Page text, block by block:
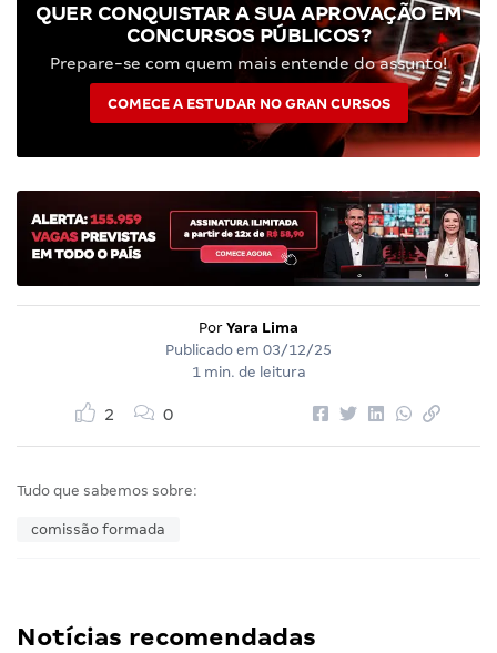
QUER CONQUISTAR A SUA APROVAÇÃO EM
CONCURSOS PÚBLICOS?
Prepare-se com quem mais entende do assunto!
COMECE A ESTUDAR NO GRAN CURSOS
Por Yara Lima
Publicado em 03/12/25
1 min. de leitura
2 0
Tudo que sabemos sobre:
comissão formada
Notícias recomendadas